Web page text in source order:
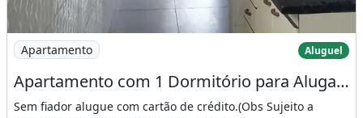
Imagem: Apartamento com 1 Dormitório para Alugar
Apartamento Aluguel
Apartamento com 1 Dormitório para Alugar, 37 M² - Sudoeste - Brasília/Df
Sem fiador alugue com cartão de crédito.(Obs Sujeito a